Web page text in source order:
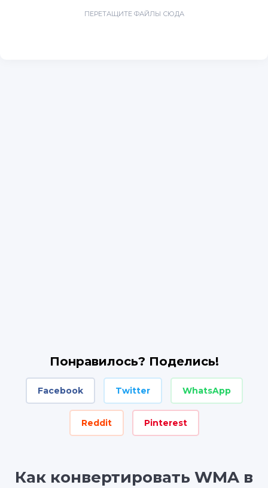
ПЕРЕТАЩИТЕ ФАЙЛЫ СЮДА
Понравилось? Поделись!
Facebook Twitter WhatsApp
Reddit Pinterest
Как конвертировать WMA в